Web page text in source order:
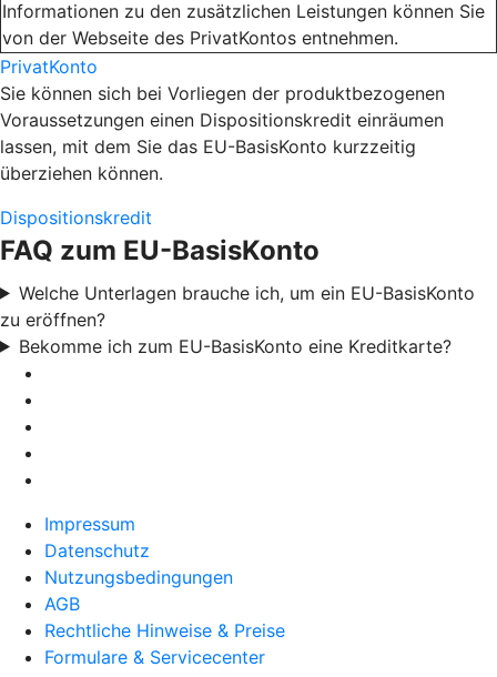
Informationen zu den zusätzlichen Leistungen können Sie
von der Webseite des PrivatKontos entnehmen.
PrivatKonto
Sie können sich bei Vorliegen der produktbezogenen
Voraussetzungen einen Dispositionskredit einräumen
lassen, mit dem Sie das EU-BasisKonto kurzzeitig
überziehen können.
Dispositionskredit
FAQ zum EU-BasisKonto
Welche Unterlagen brauche ich, um ein EU-BasisKonto
zu eröffnen?
Bekomme ich zum EU-BasisKonto eine Kreditkarte?
Impressum
Datenschutz
Nutzungsbedingungen
AGB
Rechtliche Hinweise & Preise
Formulare & Servicecenter